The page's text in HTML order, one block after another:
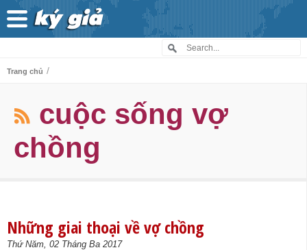
Trang chủ /
cuộc sống vợ
chồng
Những giai thoại về vợ chồng
Thứ Năm, 02 Tháng Ba 2017